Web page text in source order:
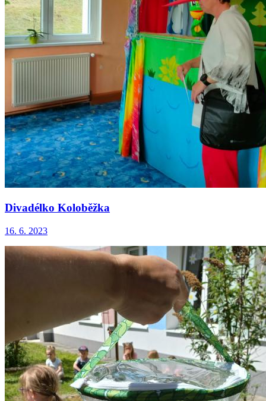
Divadélko Koloběžka
16. 6. 2023